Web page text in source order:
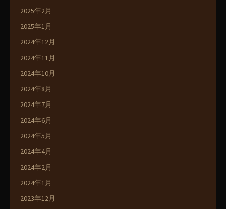
2025年2月
2025年1月
2024年12月
2024年11月
2024年10月
2024年8月
2024年7月
2024年6月
2024年5月
2024年4月
2024年2月
2024年1月
2023年12月